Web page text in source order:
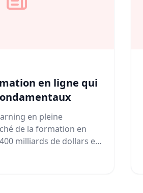
en ligne qui
en pleine
de la formation en
milliards de dollars en